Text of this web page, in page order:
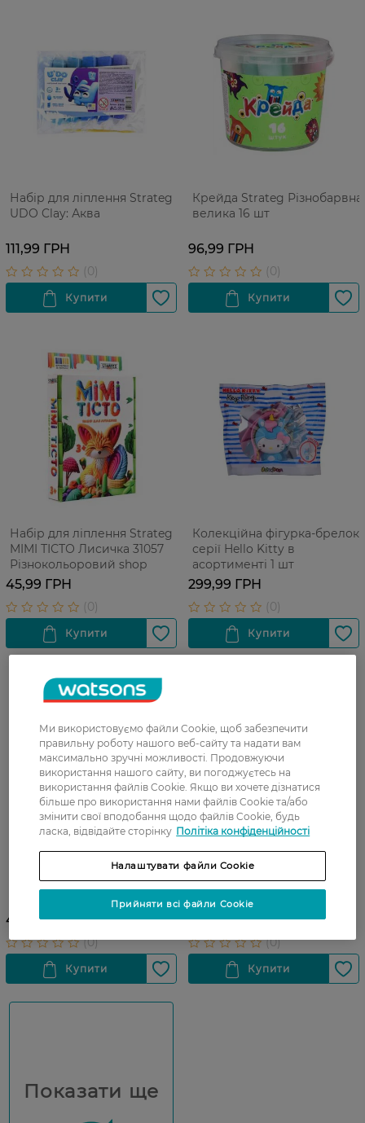
Набір для ліплення Strateg
UDO Clay: Аква
111,99 ГРН
Крейда Strateg Різнобарвна
велика 16 шт
96,99 ГРН
Набір для ліплення Strateg
MIMI ТІСТО Лисичка 31057
Різнокольоровий shop
45,99 ГРН
Колекційна фігурка-брелок
серії Hello Kitty в
асортименті 1 шт
299,99 ГРН
Набір для ліплення MIMI
тісто Папуга 1 шт
45,99 ГРН
Пружинка Simba Toys
Веселка 6 см 3+
115,99 ГРН
Показати ще
Ми використовуємо файли Cookie, щоб забезпечити
правильну роботу нашого веб-сайту та надати вам
максимально зручні можливості. Продовжуючи
використання нашого сайту, ви погоджуєтесь на
використання файлів Cookie. Якщо ви хочете дізнатися
більше про використання нами файлів Cookie та/або
змінити свої вподобання щодо файлів Cookie, будь
ласка, відвідайте сторінку Політіка конфіденційності
Налаштувати файли Cookie
Прийняти всі файли Cookie